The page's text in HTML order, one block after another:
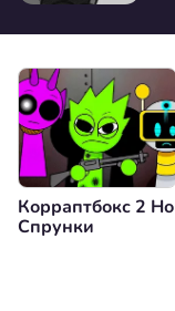
Корраптбокс 2 Но
Спрунки